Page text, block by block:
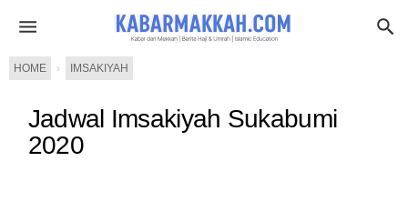
HOME › IMSAKIYAH
Jadwal Imsakiyah Sukabumi
2020